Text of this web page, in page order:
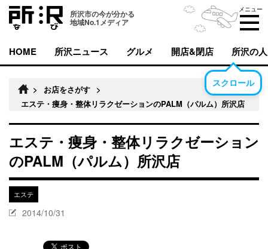
所沢市の今が分かる
地域No.1メディア
メニュー
HOME 所沢ニュース グルメ 開店&閉店 所沢の人
スクロール
> お店をさがす >
エステ・痩身・整体リラクゼーションのPALM（パルム）所沢店
エステ・痩身・整体リラクゼーション
のPALM（パルム）所沢店
エステ
2014/10/31